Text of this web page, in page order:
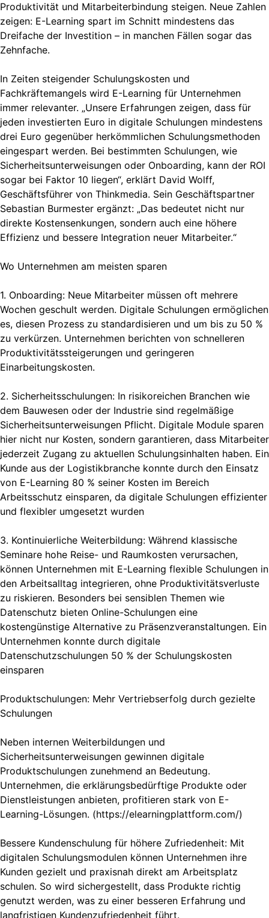
Produktivität und Mitarbeiterbindung steigen. Neue Zahlen
zeigen: E-Learning spart im Schnitt mindestens das
Dreifache der Investition – in manchen Fällen sogar das
Zehnfache.
In Zeiten steigender Schulungskosten und
Fachkräftemangels wird E-Learning für Unternehmen
immer relevanter. „Unsere Erfahrungen zeigen, dass für
jeden investierten Euro in digitale Schulungen mindestens
drei Euro gegenüber herkömmlichen Schulungsmethoden
eingespart werden. Bei bestimmten Schulungen, wie
Sicherheitsunterweisungen oder Onboarding, kann der ROI
sogar bei Faktor 10 liegen“, erklärt David Wolff,
Geschäftsführer von Thinkmedia. Sein Geschäftspartner
Sebastian Burmester ergänzt: „Das bedeutet nicht nur
direkte Kostensenkungen, sondern auch eine höhere
Effizienz und bessere Integration neuer Mitarbeiter.“
Wo Unternehmen am meisten sparen
1. Onboarding: Neue Mitarbeiter müssen oft mehrere
Wochen geschult werden. Digitale Schulungen ermöglichen
es, diesen Prozess zu standardisieren und um bis zu 50 %
zu verkürzen. Unternehmen berichten von schnelleren
Produktivitätssteigerungen und geringeren
Einarbeitungskosten.
2. Sicherheitsschulungen: In risikoreichen Branchen wie
dem Bauwesen oder der Industrie sind regelmäßige
Sicherheitsunterweisungen Pflicht. Digitale Module sparen
hier nicht nur Kosten, sondern garantieren, dass Mitarbeiter
jederzeit Zugang zu aktuellen Schulungsinhalten haben. Ein
Kunde aus der Logistikbranche konnte durch den Einsatz
von E-Learning 80 % seiner Kosten im Bereich
Arbeitsschutz einsparen, da digitale Schulungen effizienter
und flexibler umgesetzt wurden
3. Kontinuierliche Weiterbildung: Während klassische
Seminare hohe Reise- und Raumkosten verursachen,
können Unternehmen mit E-Learning flexible Schulungen in
den Arbeitsalltag integrieren, ohne Produktivitätsverluste
zu riskieren. Besonders bei sensiblen Themen wie
Datenschutz bieten Online-Schulungen eine
kostengünstige Alternative zu Präsenzveranstaltungen. Ein
Unternehmen konnte durch digitale
Datenschutzschulungen 50 % der Schulungskosten
einsparen
Produktschulungen: Mehr Vertriebserfolg durch gezielte
Schulungen
Neben internen Weiterbildungen und
Sicherheitsunterweisungen gewinnen digitale
Produktschulungen zunehmend an Bedeutung.
Unternehmen, die erklärungsbedürftige Produkte oder
Dienstleistungen anbieten, profitieren stark von E-
Learning-Lösungen. (https://elearningplattform.com/)
Bessere Kundenschulung für höhere Zufriedenheit: Mit
digitalen Schulungsmodulen können Unternehmen ihre
Kunden gezielt und praxisnah direkt am Arbeitsplatz
schulen. So wird sichergestellt, dass Produkte richtig
genutzt werden, was zu einer besseren Erfahrung und
langfristigen Kundenzufriedenheit führt.